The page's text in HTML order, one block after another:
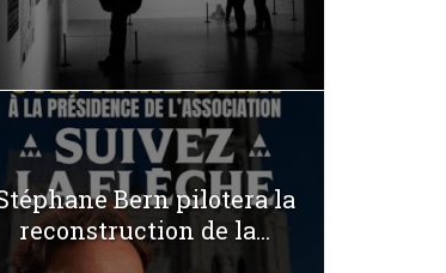
Bern pilotera la
reconstruction de la...